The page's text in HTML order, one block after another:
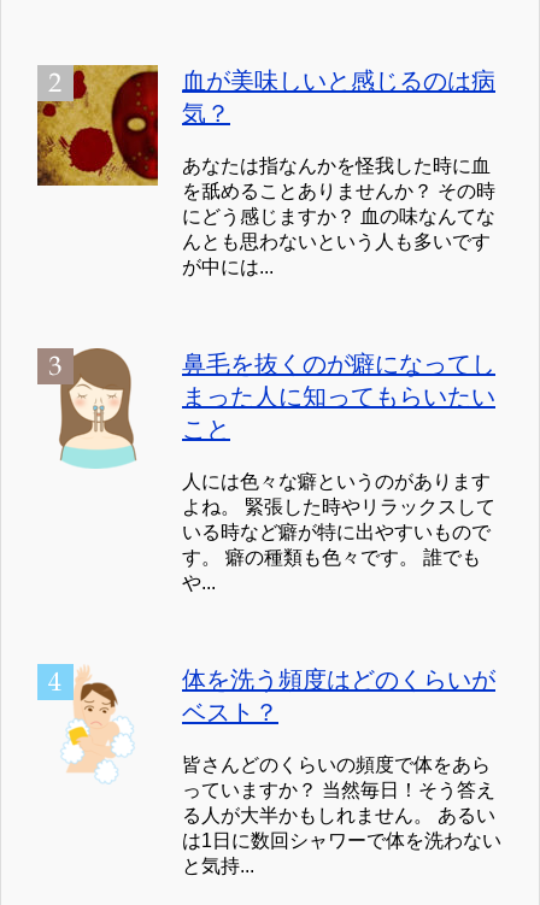
血が美味しいと感じるのは病
気？
あなたは指なんかを怪我した時に血
を舐めることありませんか？ その時
にどう感じますか？ 血の味なんてな
んとも思わないという人も多いです
が中には...
鼻毛を抜くのが癖になってし
まった人に知ってもらいたい
こと
人には色々な癖というのがあります
よね。 緊張した時やリラックスして
いる時など癖が特に出やすいもので
す。 癖の種類も色々です。 誰でも
や...
体を洗う頻度はどのくらいが
ベスト？
皆さんどのくらいの頻度で体をあら
っていますか？ 当然毎日！そう答え
る人が大半かもしれません。 あるい
は1日に数回シャワーで体を洗わない
と気持...